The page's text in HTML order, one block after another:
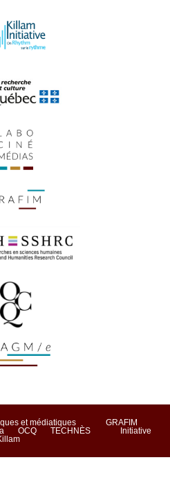
et médiatiques
GRAFIM
OCQ TECHNÈS
Initiative